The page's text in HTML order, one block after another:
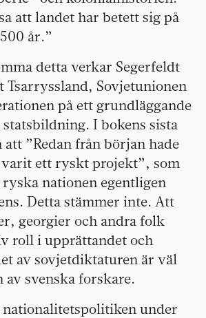
att landet har betett sig på
år.”
detta verkar Segerfeldt
Tsarryssland, Sovjetunionen
på ett grundläggande
I bokens sista
”Redan från början hade
ett ryskt projekt”, som
nationen egentligen
Detta stämmer inte. Att
georgier och andra folk
roll i upprättandet och
av sovjetdiktaturen är väl
av svenska forskare.
nationalitetspolitiken under